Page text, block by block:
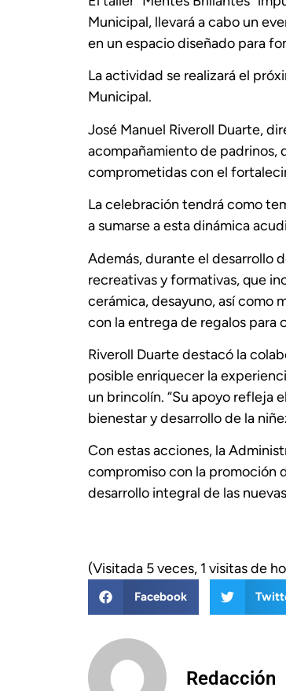
Municipal, llevará a cabo un
en un espacio diseñado para
La actividad se realizará el
Municipal.
José Manuel Riveroll Duarte,
acompañamiento de padrinos,
comprometidas con el
La celebración tendrá como
a sumarse a esta dinámica
Además, durante el desarrollo
recreativas y formativas, que
cerámica, desayuno, así como
con la entrega de regalos para
Riveroll Duarte destacó la
posible enriquecer la
un brincolín. “Su apoyo refleja
bienestar y desarrollo de la
Con estas acciones, la
compromiso con la promoción
desarrollo integral de las
(Visitada 5 veces, 1 visitas de
Facebook
Redacción